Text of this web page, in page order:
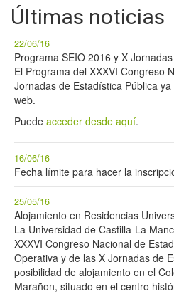
Últimas noticias
22/06/16
Programa SEIO 2016 y X
El Programa del XXXVI Congreso
Jornadas de Estadística Pública
web.
Puede acceder desde aquí.
16/06/16
Fecha límite para hacer la
25/05/16
Alojamiento en Residencias
La Universidad de Castilla-La
XXXVI Congreso Nacional de
Operativa y de las X Jornadas de
posibilidad de alojamiento en el
Marañon, situado en el centro